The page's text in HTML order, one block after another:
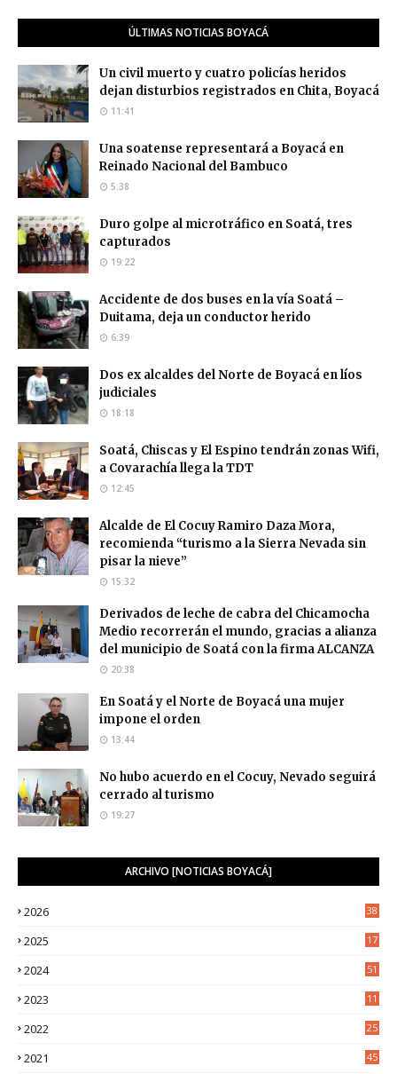
ÚLTIMAS NOTICIAS BOYACÁ
Un civil muerto y cuatro policías heridos
dejan disturbios registrados en Chita, Boyacá
11:41
Una soatense representará a Boyacá en
Reinado Nacional del Bambuco
5:38
Duro golpe al microtráfico en Soatá, tres
capturados
19:22
Accidente de dos buses en la vía Soatá –
Duitama, deja un conductor herido
6:39
Dos ex alcaldes del Norte de Boyacá en líos
judiciales
18:18
Soatá, Chiscas y El Espino tendrán zonas Wifi,
a Covarachía llega la TDT
12:45
Alcalde de El Cocuy Ramiro Daza Mora,
recomienda “turismo a la Sierra Nevada sin
pisar la nieve”
15:32
Derivados de leche de cabra del Chicamocha
Medio recorrerán el mundo, gracias a alianza
del municipio de Soatá con la firma ALCANZA
20:38
En Soatá y el Norte de Boyacá una mujer
impone el orden
13:44
No hubo acuerdo en el Cocuy, Nevado seguirá
cerrado al turismo
19:27
ARCHIVO [NOTICIAS BOYACÁ]
2026 38
2025
17
2024 51
2023
11
2022
25
2021
45